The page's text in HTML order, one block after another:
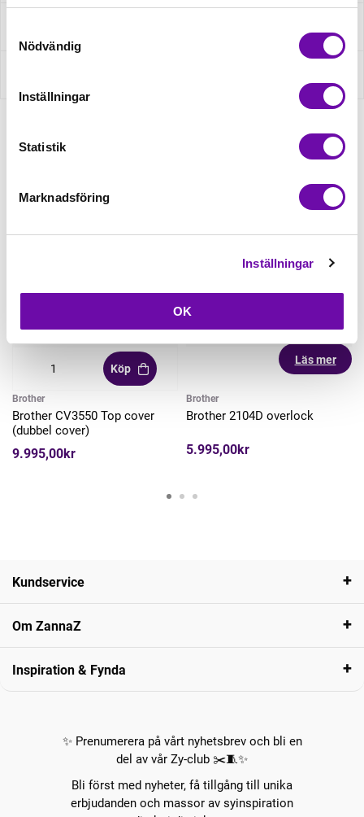
Nödvändig
Inställningar
Statistik
Marknadsföring
Inställningar
OK
Köp
Brother
Brother CV3550 Top cover
(dubbel cover)
9.995,00kr
Läs mer
Brother
Brother 2104D overlock
5.995,00kr
Kundservice
Om ZannaZ
Inspiration & Fynda
✨ Prenumerera på vårt nyhetsbrev och bli en
del av vår Zy-club ✂️🧵✨
Bli först med nyheter, få tillgång till unika
erbjudanden och massor av syinspiration